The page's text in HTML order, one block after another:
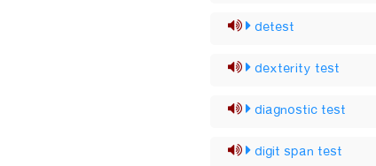
detest
dexterity test
diagnostic test
digit span test